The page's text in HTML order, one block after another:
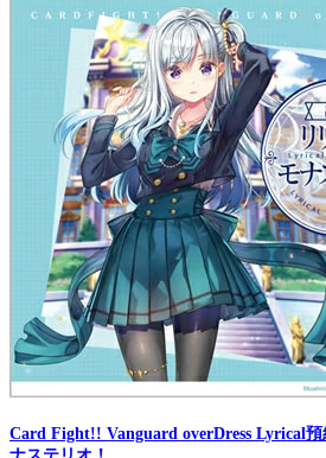
Card Fight!! Vanguard overDress Lyrical